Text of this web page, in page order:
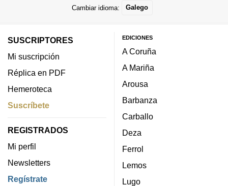
Cambiar idioma: Galego
SUSCRIPTORES
Mi suscripción
Réplica en PDF
Hemeroteca
Suscríbete
REGISTRADOS
Mi perfil
Newsletters
Regístrate
EDICIONES
A Coruña
A Mariña
Arousa
Barbanza
Carballo
Deza
Ferrol
Lemos
Lugo